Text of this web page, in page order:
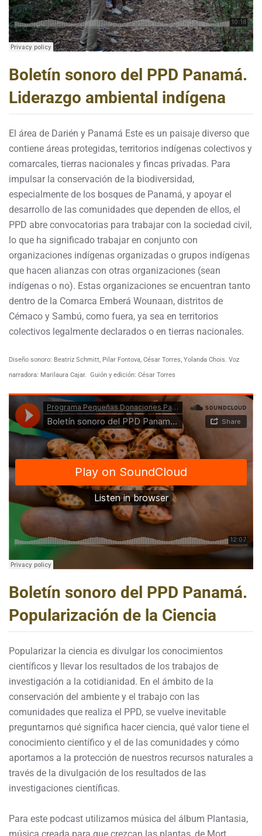
Boletín sonoro del PPD Panamá.
Liderazgo ambiental indígena
El área de Darién y Panamá Este es un paisaje diverso que
contiene áreas protegidas, territorios indígenas colectivos y
comarcales, tierras nacionales y fincas privadas. Para
impulsar la conservación de la biodiversidad,
especialmente de los bosques de Panamá, y apoyar el
desarrollo de las comunidades que dependen de ellos, el
PPD abre convocatorias para trabajar con la sociedad civil,
lo que ha significado trabajar en conjunto con
organizaciones indígenas organizadas o grupos indígenas
que hacen alianzas con otras organizaciones (sean
indígenas o no). Estas organizaciones se encuentran tanto
dentro de la Comarca Emberá Wounaan, distritos de
Cémaco y Sambú, como fuera, ya sea en territorios
colectivos legalmente declarados o en tierras nacionales.
Diseño sonoro: Beatriz Schmitt, Pilar Fontova, César Torres, Yolanda Chois. Voz
narradora: Marilaura Cajar. Guión y edición: César Torres
Boletín sonoro del PPD Panamá.
Popularización de la Ciencia
Popularizar la ciencia es divulgar los conocimientos
científicos y llevar los resultados de los trabajos de
investigación a la cotidianidad. En el ámbito de la
conservación del ambiente y el trabajo con las
comunidades que realiza el PPD, se vuelve inevitable
preguntarnos qué significa hacer ciencia, qué valor tiene el
conocimiento científico y el de las comunidades y cómo
aportamos a la protección de nuestros recursos naturales a
través de la divulgación de los resultados de las
investigaciones científicas.
Para este podcast utilizamos música del álbum Plantasia,